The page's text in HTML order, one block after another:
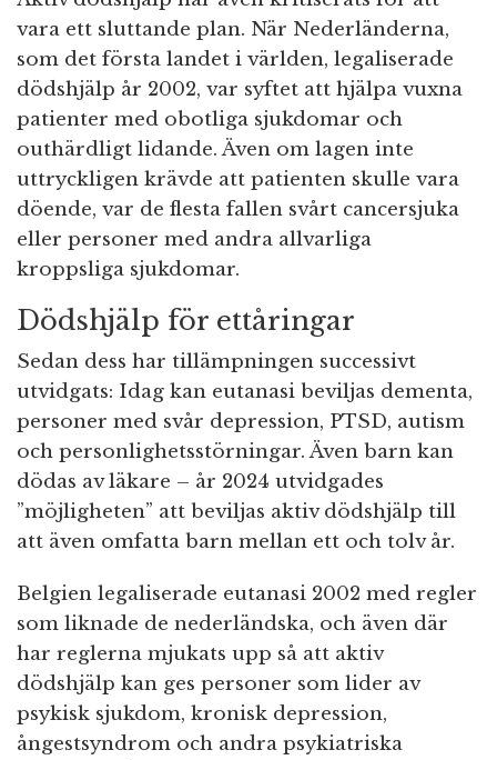
vara ett sluttande plan. När Nederländerna,
som det första landet i världen, legaliserade
dödshjälp år 2002, var syftet att hjälpa vuxna
patienter med obotliga sjukdomar och
outhärdligt lidande. Även om lagen inte
uttryckligen krävde att patienten skulle vara
döende, var de flesta fallen svårt cancersjuka
eller personer med andra allvarliga
kroppsliga sjukdomar.
Dödshjälp för ettåringar
Sedan dess har tillämpningen successivt
utvidgats: Idag kan eutanasi beviljas dementa,
personer med svår depression, PTSD, autism
och personlighetsstörningar. Även barn kan
dödas av läkare – år 2024 utvidgades
”möjligheten” att beviljas aktiv dödshjälp till
att även omfatta barn mellan ett och tolv år.
Belgien legaliserade eutanasi 2002 med regler
som liknade de nederländska, och även där
har reglerna mjukats upp så att aktiv
dödshjälp kan ges personer som lider av
psykisk sjukdom, kronisk depression,
ångestsyndrom och andra psykiatriska